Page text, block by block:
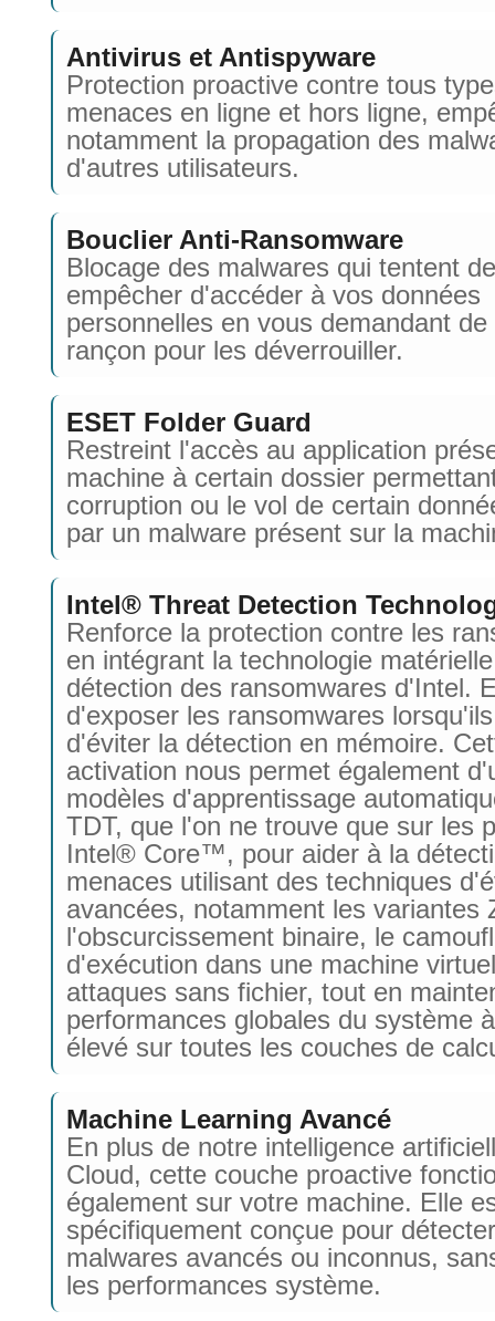
Antivirus et Antispyware
Protection proactive contre tous
menaces en ligne et hors ligne,
notamment la propagation des
d'autres utilisateurs.
Bouclier Anti-Ransomware
Blocage des malwares qui tentent
empêcher d'accéder à vos données
personnelles en vous demandant
rançon pour les déverrouiller.
ESET Folder Guard
Restreint l'accès au application
machine à certain dossier
corruption ou le vol de certain
par un malware présent sur la
Intel® Threat Detection
Renforce la protection contre les
en intégrant la technologie
détection des ransomwares d'Intel.
d'exposer les ransomwares
d'éviter la détection en mémoire.
activation nous permet également
modèles d'apprentissage
TDT, que l'on ne trouve que sur les
Intel® Core™, pour aider à la
menaces utilisant des techniques
avancées, notamment les variantes
l'obscurcissement binaire, le
d'exécution dans une machine
attaques sans fichier, tout en
performances globales du système
élevé sur toutes les couches de
Machine Learning Avancé
En plus de notre intelligence
Cloud, cette couche proactive
également sur votre machine. Elle
spécifiquement conçue pour
malwares avancés ou inconnus,
les performances système.